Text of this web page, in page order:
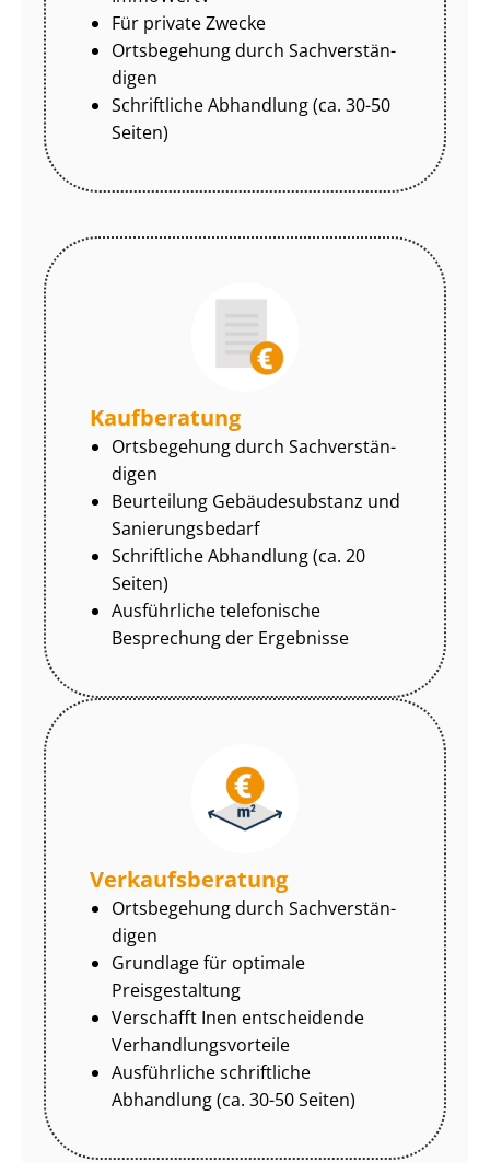
Für private Zwecke
Ortsbegehung durch Sach­ver­stän­
di­gen
Schriftliche Abhandlung (ca. 30-50
Seiten)
Kaufberatung
Ortsbegehung durch Sach­ver­stän­
di­gen
Beurteilung Gebäudesubstanz und
Sa­nie­rungs­be­darf
Schriftliche Abhandlung (ca. 20
Seiten)
Ausführliche telefonische
Besprechung der Ergebnisse
Ver­kaufs­be­ra­tung
Ortsbegehung durch Sach­ver­stän­
di­gen
Grundlage für optimale
Preisgestaltung
Verschafft Inen entscheidende
Ver­hand­lungs­vor­tei­le
Ausführliche schriftliche
Abhandlung (ca. 30-50 Seiten)